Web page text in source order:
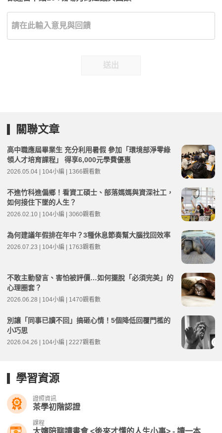
送出
關聯文章
高中職應屆畢業生 充分利用暑假 參加「環境部淨零綠
領人才培育課程」 得享6,000元學費優惠
2026.05.04 | 104小編 | 1366觀看數
不進竹科進偏鄉！看資工碩士、部落媽媽與資深社工，
如何接住下墜的人生？
2026.02.10 | 104小編 | 3060觀看數
為何建議年假排在年中？3種休息節奏幫大腦找回效率
2026.07.23 | 104小編 | 1763觀看數
不敢主動發言、害怕被評價…如何擺脫「必須完美」的
心理圈套？
2026.06.28 | 104小編 | 1470觀看數
別讓「同事已讀不回」搞砸心情！5個降低回覆門檻的
小巧思
2026.04.26 | 104小編 | 2227觀看數
學習資源
證照資訊
茶學初階認證
課程
大嬸陪聊讀書會 <後來才懂的人生小事> - 讀一本